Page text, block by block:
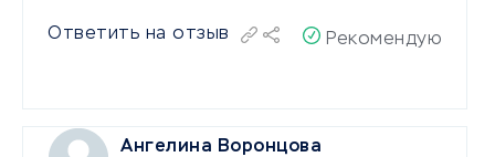
Ответить на отзыв Рекомендую
Ангелина Воронцова